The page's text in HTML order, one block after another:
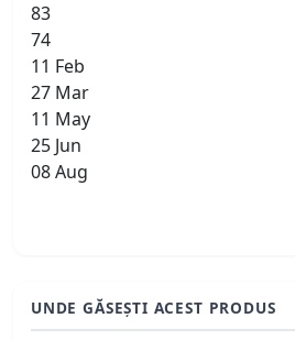
83
74
11 Feb
27 Mar
11 May
25 Jun
08 Aug
UNDE GĂSEȘTI ACEST PRODUS